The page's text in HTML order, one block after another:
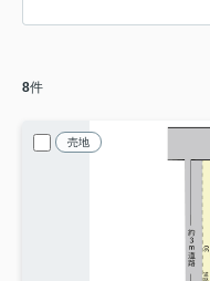
8件
売地